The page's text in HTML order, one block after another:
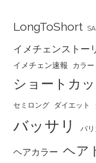
LongToShort
イメチェンストー
イメチェン速報 カラー
ショートカッ
セミロング ダイエット
バッサリ バ
ヘアカラー ヘア